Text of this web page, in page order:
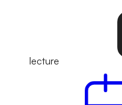
lecture